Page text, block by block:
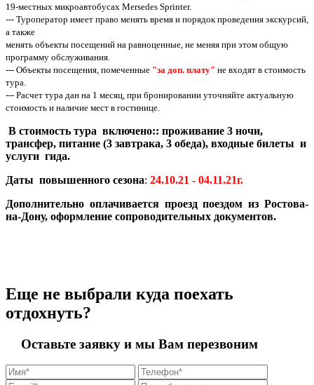
19-местных микроавтобусах Mersedes Sprinter.
--- Туроператор имеет право менять время и порядок проведения экскурсий,
а также
менять объекты посещений на равноценные, не меняя при этом общую
программу обслуживания.
--- Объекты посещения, помеченные "за доп. плату" не входят в стоимость
тура.
--- Расчет тура дан на 1 месяц, при бронировании уточняйте актуальную
стоимость и наличие мест в гостинице.
В стоимость тура включено:: проживание 3 ночи,
трансфер, питание (3 завтрака, 3 обеда), входные билеты и
услуги гида.
Даты повышенного сезона: 24.10.21 - 04.11.21г.
Дополнительно оплачивается проезд поездом из Ростова-
на-Дону, оформление сопроводительных документов.
Еще не выбрали куда поехать
отдохнуть?
Оставьте заявку и мы Вам перезвоним